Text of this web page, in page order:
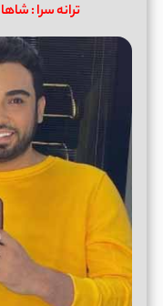
ترانه سرا :